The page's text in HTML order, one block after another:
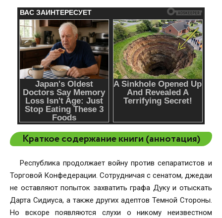
Краткое содержание книги (аннотация)
Республика продолжает войну против сепаратистов и
Торговой Конфедерации. Сотрудничая с сенатом, джедаи
не оставляют попыток захватить графа Дуку и отыскать
Дарта Сидиуса, а также других адептов Темной Стороны.
Но вскоре появляются слухи о никому неизвестном